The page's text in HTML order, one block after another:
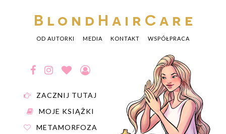
BlondHairCare
OD AUTORKI MEDIA KONTAKT WSPÓŁPRACA
ZACZNIJ TUTAJ
MOJE KSIĄŻKI
METAMORFOZA